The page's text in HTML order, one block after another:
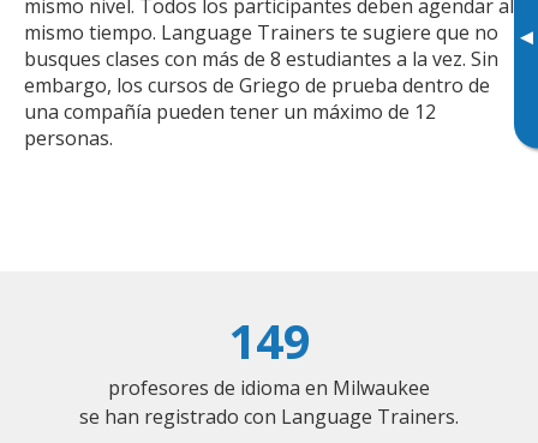
▸
mismo nivel. Todos los participantes deben agendar al
mismo tiempo. Language Trainers te sugiere que no
busques clases con más de 8 estudiantes a la vez. Sin
embargo, los cursos de Griego de prueba dentro de
una compañía pueden tener un máximo de 12
personas.
149
profesores de idioma en Milwaukee
se han registrado con Language Trainers.